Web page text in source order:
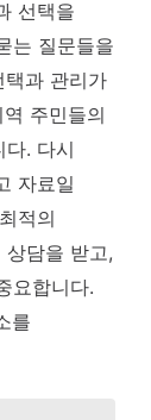
선택을
는 질문들을
택과 관리가
주민들의
. 다시
자료일
적의
담을 받고,
요합니다.
를